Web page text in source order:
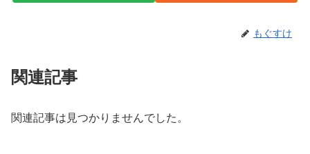
もぐすけ
関連記事
関連記事は見つかりませんでした。